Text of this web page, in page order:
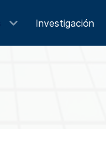
Investigación